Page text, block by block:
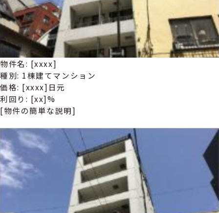
物件名: [xxxx]
種別: 1棟建てマンション
価格: [xxxx]日元
利回り: [xx]%
[物件の簡単な説明]